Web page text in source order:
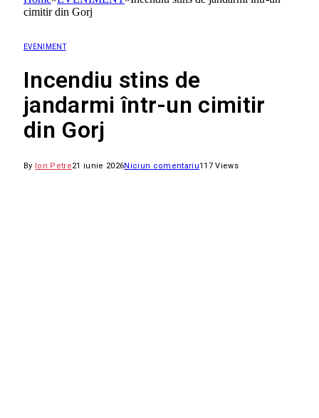
cimitir din Gorj
EVENIMENT
Incendiu stins de
jandarmi într-un cimitir
din Gorj
By Ion Petre21 iunie 2026Niciun comentariu117Views